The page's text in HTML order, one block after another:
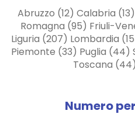
Abruzzo (12) Calabria
Romagna (95) Friuli-
Liguria (207) Lombardia
Piemonte (33) Puglia (44)
Toscana
Numero